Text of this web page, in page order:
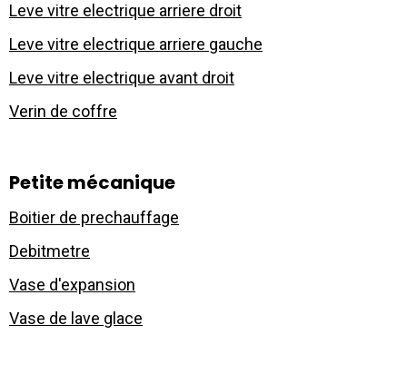
Leve vitre electrique arriere droit
Leve vitre electrique arriere gauche
Leve vitre electrique avant droit
Verin de coffre
Petite mécanique
Boitier de prechauffage
Debitmetre
Vase d'expansion
Vase de lave glace